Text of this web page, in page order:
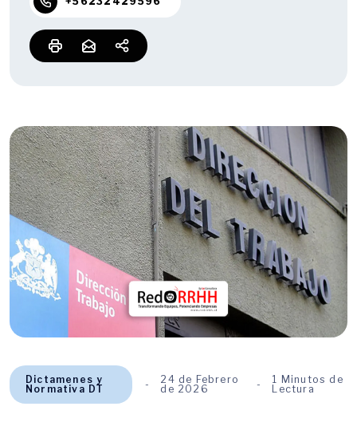
Dictamenes y
Normativa DT
24 de Febrero
de 2026
1 Minutos de
Lectura